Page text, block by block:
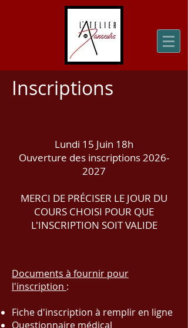
Inscriptions
Lundi 15 Juin 18h
Ouverture des inscriptions2026-
2027
​MERCI DE PRÉCISER LE JOUR DU
COURS CHOISI POUR QUE
L'INSCRIPTION SOIT VALIDE
Documents à fournir pour
l'inscription :
Fiche d'inscription à remplir en ligne
Questionnaire médical